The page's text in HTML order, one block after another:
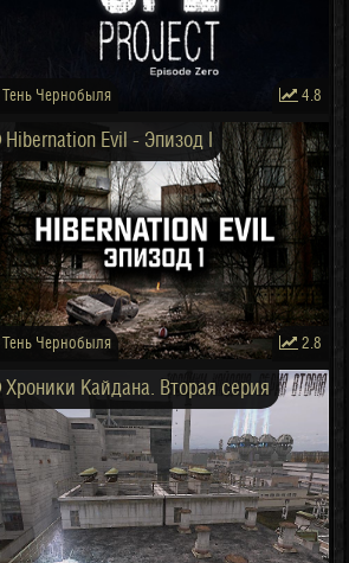
Тень Чернобыля 4.8
Hibernation Evil - Эпизод I
Тень Чернобыля 2.8
Хроники Кайдана. Вторая серия